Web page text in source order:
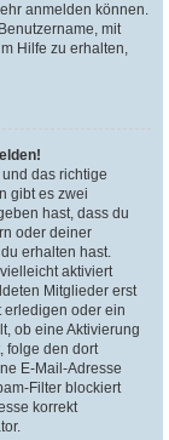
anmelden können.
mit
Hilfe zu erhalten,
das richtige
gibt es zwei
hast, dass du
oder deiner
erhalten hast.
aktiviert
Mitglieder erst
erledigen oder ein
ob eine Aktivierung
folge den dort
E-Mail-Adresse
Filter blockiert
korrekt